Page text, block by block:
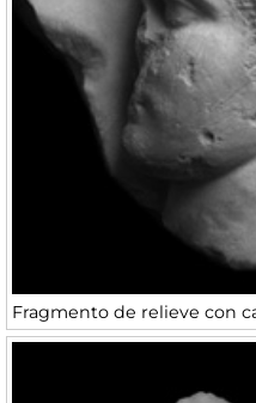
Fragmento de relieve con